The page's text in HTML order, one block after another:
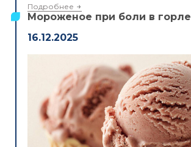
Подробнее
Мороженое при боли в горле
16.12.2025